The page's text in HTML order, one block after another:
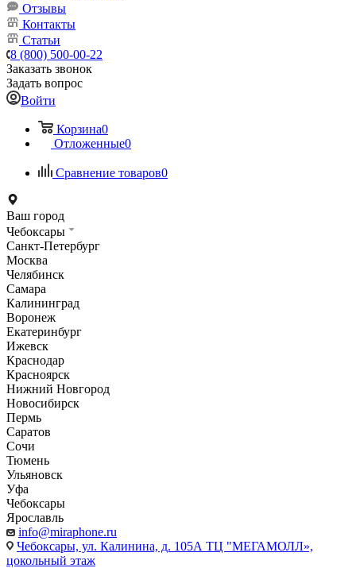
Отзывы
Контакты
Статьи
8 (800) 500-00-22
Заказать звонок
Задать вопрос
Войти
Корзина0
Отложенные0
Сравнение товаров0
Ваш город
Чебоксары
Санкт-Петербург
Москва
Челябинск
Самара
Калининград
Воронеж
Екатеринбург
Ижевск
Краснодар
Красноярск
Нижний Новгород
Новосибирск
Пермь
Саратов
Сочи
Тюмень
Ульяновск
Уфа
Чебоксары
Ярославль
info@miraphone.ru
Чебоксары, ул. Калинина, д. 105А ТЦ "МЕГАМОЛЛ»,
цокольный этаж